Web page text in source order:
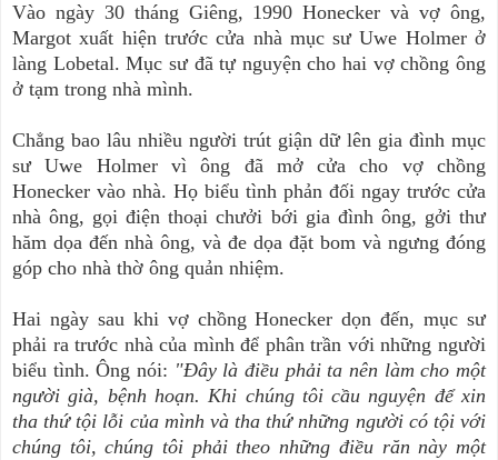
Vào ngày 30 tháng Giêng, 1990 Honecker và vợ ông,
Margot xuất hiện trước cửa nhà mục sư Uwe Holmer ở
làng Lobetal. Mục sư đã tự nguyện cho hai vợ chồng ông
ở tạm trong nhà mình.
Chẳng bao lâu nhiều người trút giận dữ lên gia đình mục
sư Uwe Holmer vì ông đã mở cửa cho vợ chồng
Honecker vào nhà. Họ biểu tình phản đối ngay trước cửa
nhà ông, gọi điện thoại chưởi bới gia đình ông, gởi thư
hăm dọa đến nhà ông, và đe dọa đặt bom và ngưng đóng
góp cho nhà thờ ông quản nhiệm.
Hai ngày sau khi vợ chồng Honecker dọn đến, mục sư
phải ra trước nhà của mình để phân trần với những người
biểu tình. Ông nói: "Đây là điều phải ta nên làm cho một
người già, bệnh hoạn. Khi chúng tôi cầu nguyện để xin
tha thứ tội lỗi của mình và tha thứ những người có tội với
chúng tôi, chúng tôi phải theo những điều răn này một